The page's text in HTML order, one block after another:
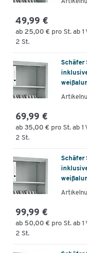
49,99 €
ab 25,00 € pro St. ab 1
2 St.
Schäfer
69,99 €
ab 35,00 € pro St. ab 1
2 St.
Schäfer
99,99 €
ab 50,00 € pro St. ab 1
2 St.